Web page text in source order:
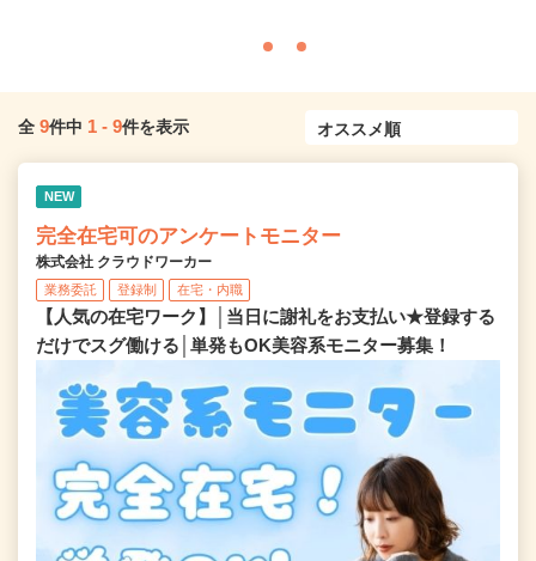
全 9件中 1 - 9件を表示
NEW
完全在宅可のアンケートモニター
株式会社 クラウドワーカー
業務委託 登録制 在宅・内職
【人気の在宅ワーク】│当日に謝礼をお支払い★登録する
だけでスグ働ける│単発もOK美容系モニター募集！